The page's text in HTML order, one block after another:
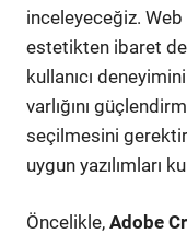
inceleyeceğiz. Web
estetikten ibaret
kullanıcı
varlığını
seçilmesini
uygun yazılımları
Öncelikle, Adobe